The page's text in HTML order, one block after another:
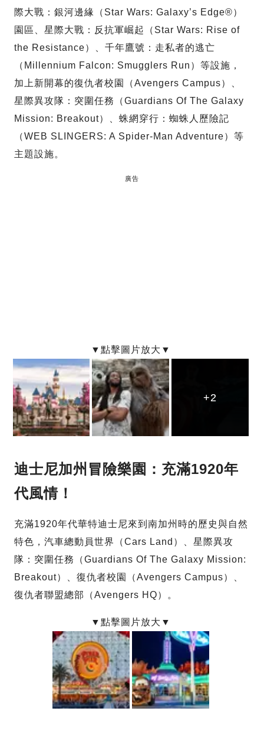
際大戰：銀河邊緣（Star Wars: Galaxy’s Edge®）
園區、星際大戰：反抗軍崛起（Star Wars: Rise of
the Resistance）、千年鷹號：走私者的逃亡
（Millennium Falcon: Smugglers Run）等設施，
加上新開幕的復仇者校園（Avengers Campus）、
星際異攻隊：突圍任務（Guardians Of The Galaxy
Mission: Breakout）、蛛網穿行：蜘蛛人歷險記
（WEB SLINGERS: A Spider-Man Adventure）等
主題設施。
廣告
+2
+2
+2
迪士尼加州冒險樂園：充滿1920年
代風情！
充滿1920年代華特迪士尼來到南加州時的歷史與自然
特色，汽車總動員世界（Cars Land）、星際異攻
隊：突圍任務（Guardians Of The Galaxy Mission:
Breakout）、復仇者校園（Avengers Campus）、
復仇者聯盟總部（Avengers HQ）。